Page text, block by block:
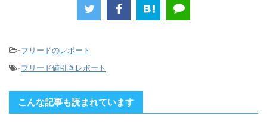
-フリードのレポート
-フリード値引きレポート
こんな記事も読まれています